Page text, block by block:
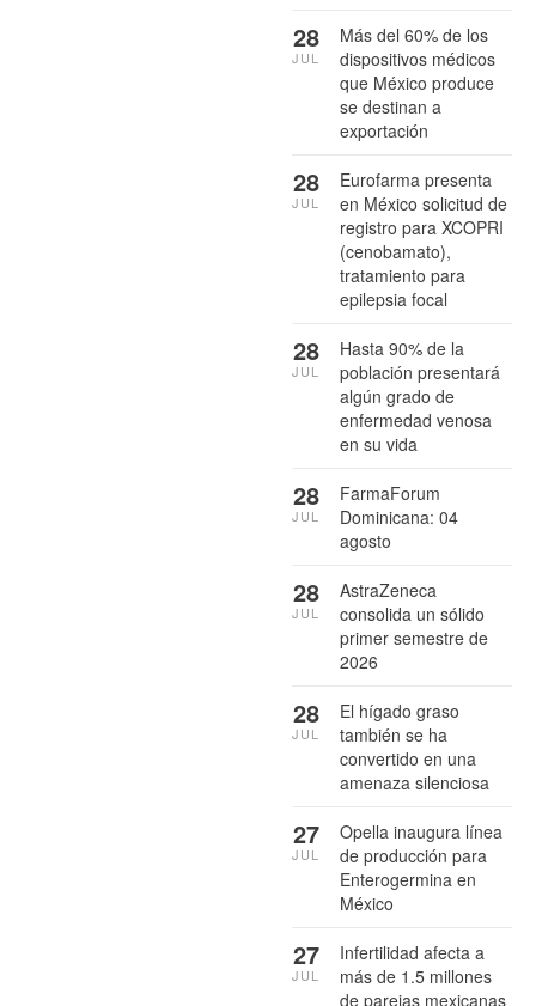
Más del 60% de los
dispositivos médicos
que México produce
se destinan a
exportación
28
JUL
Eurofarma presenta
en México solicitud de
registro para XCOPRI
(cenobamato),
tratamiento para
epilepsia focal
28
JUL
Hasta 90% de la
población presentará
algún grado de
enfermedad venosa
en su vida
28
JUL
FarmaForum
Dominicana: 04
agosto
28
JUL
AstraZeneca
consolida un sólido
primer semestre de
2026
28
JUL
El hígado graso
también se ha
convertido en una
amenaza silenciosa
28
JUL
Opella inaugura línea
de producción para
Enterogermina en
México
27
JUL
Infertilidad afecta a
más de 1.5 millones
de parejas mexicanas
27
JUL